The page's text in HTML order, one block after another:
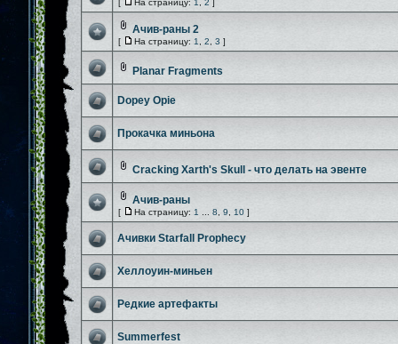
[ На страницу: 1 2 ]
Ачив-раны 2
[ На страницу: 1 2 3 ]
Planar Fragments
Dopey Opie
Прокачка миньона
Cracking Xarth's Skull - что делать на эвенте
Ачив-раны
[ На страницу: 1 8 9 10 ]
Ачивки Starfall Prophecy
Хеллоуин-миньен
Редкие артефакты
Summerfest